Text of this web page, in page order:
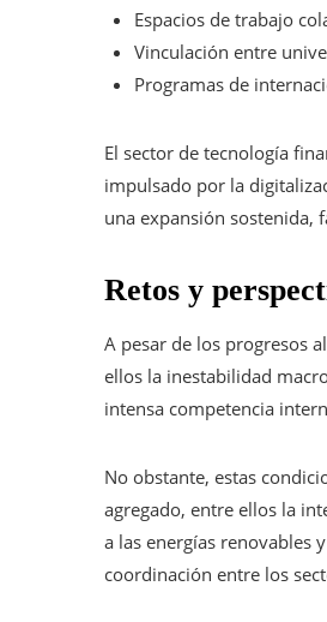
Espacios de trabajo
Vinculación entre
Programas de
El sector de tecnología
impulsado por la
una expansión sostenida,
Retos y
A pesar de los progresos
ellos la inestabilidad
intensa competencia
No obstante, estas
agregado, entre ellos la
a las energías renovables
coordinación entre los